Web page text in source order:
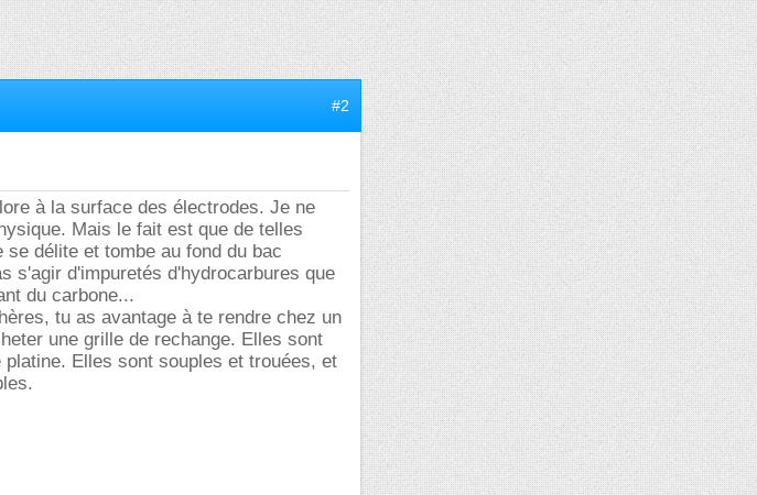
#2
à la surface des électrodes. Je ne
Mais le fait est que de telles
délite et tombe au fond du bac
s'agir d'impuretés d'hydrocarbures que
du carbone...
tu as avantage à te rendre chez un
une grille de rechange. Elles sont
Elles sont souples et trouées, et